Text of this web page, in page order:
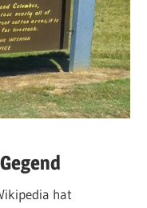
hat